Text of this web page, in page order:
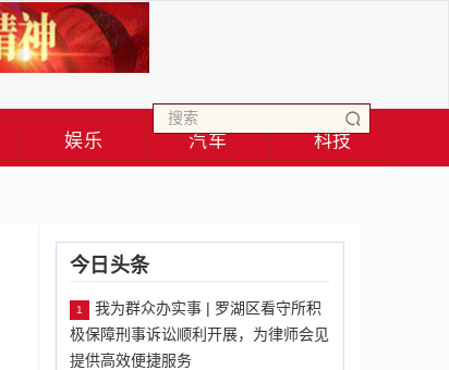
娱乐 汽车 科技
今日头条
1
我为群众办实事 | 罗湖区看守所积
极保障刑事诉讼顺利开展，为律师会见
提供高效便捷服务